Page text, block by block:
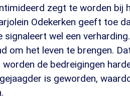
zegt te worden bij
Odekerken geeft toe
signaleert wel een
om het leven te brengen.
de bedreigingen
is geworden,